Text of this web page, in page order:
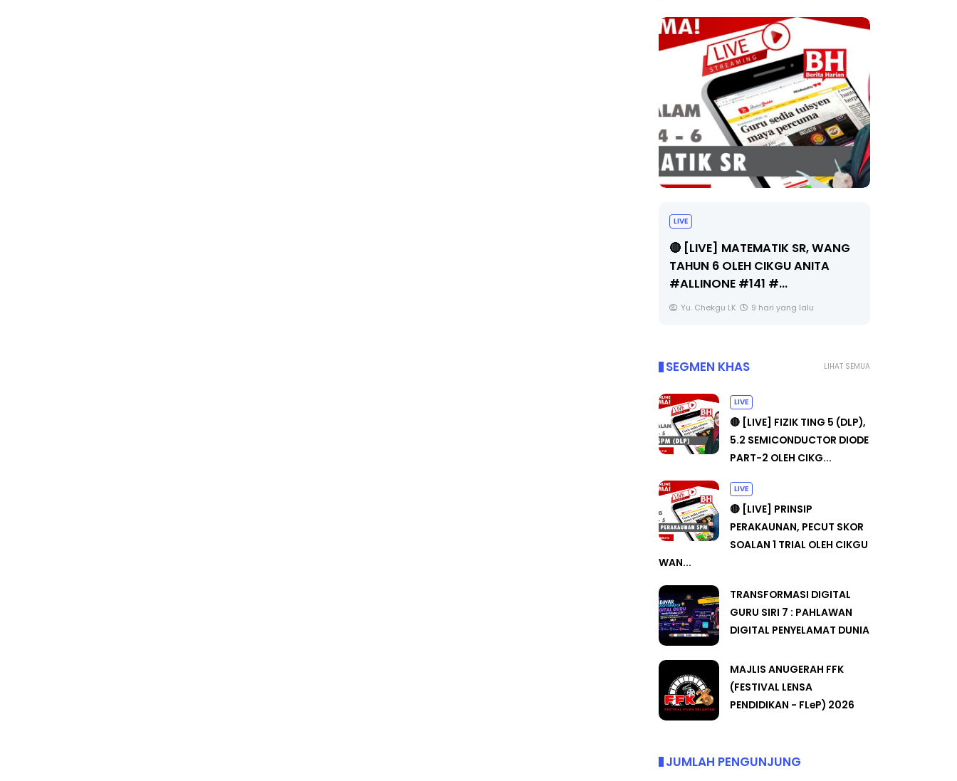
Sejarah Tingkatan 4
Unknown 9 hari yang lalu
LIHAT SEMUA
SEGMEN KHAS
LIVE
🔴 [LIVE] FIZIK TING 5 (DLP),
5.2 SEMICONDUCTOR DIODE
PART-2 OLEH CIKG...
LIVE
🔴 [LIVE] PRINSIP
PERAKAUNAN, PECUT SKOR
SOALAN 1 TRIAL OLEH CIKGU
WAN...
TRANSFORMASI DIGITAL
GURU SIRI 7 : PAHLAWAN
DIGITAL PENYELAMAT DUNIA
MAJLIS ANUGERAH FFK
(FESTIVAL LENSA
PENDIDIKAN - FLeP) 2026
JUMLAH PENGUNJUNG